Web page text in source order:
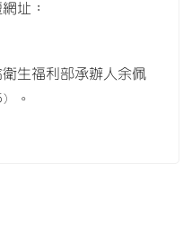
址：
生福利部承辦人余佩
。